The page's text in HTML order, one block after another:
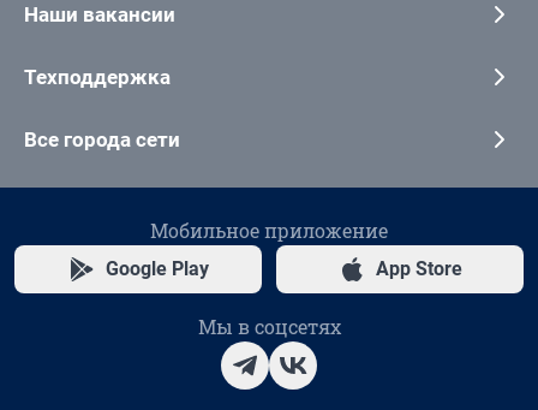
Наши вакансии
Техподдержка
Все города сети
Мобильное приложение
Google Play App Store
Мы в соцсетях